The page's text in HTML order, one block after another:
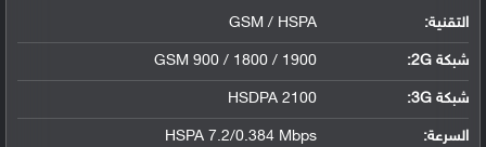
التقنية: GSM / HSPA
شبكة 2G: GSM 900 / 1800 / 1900
شبكة 3G :
HSDPA 2100
السرعة: HSPA 7.2/0.384 Mbps